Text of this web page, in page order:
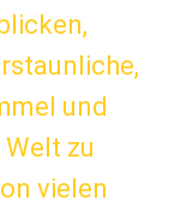
und
zu
vielen